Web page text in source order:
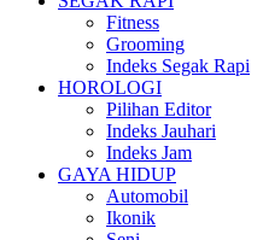
Fitness
Grooming
Indeks Segak Rapi
HOROLOGI
Pilihan Editor
Indeks Jauhari
Indeks Jam
GAYA HIDUP
Automobil
Ikonik